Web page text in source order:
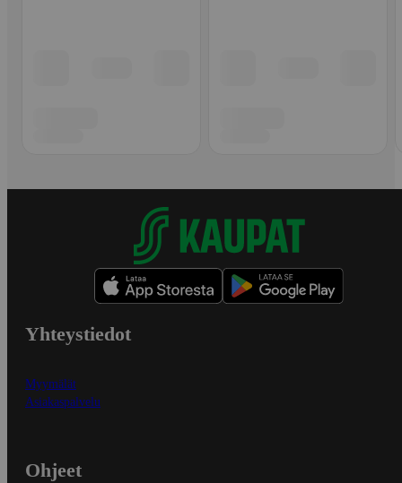
Yhteystiedot
Myymälät
Asiakaspalvelu
Ohjeet